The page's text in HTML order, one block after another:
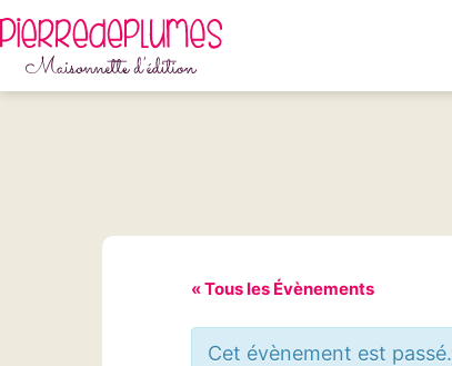
Aller
au
Pierredeplumes
« Tous les Évènements
Cet évènement est passé.